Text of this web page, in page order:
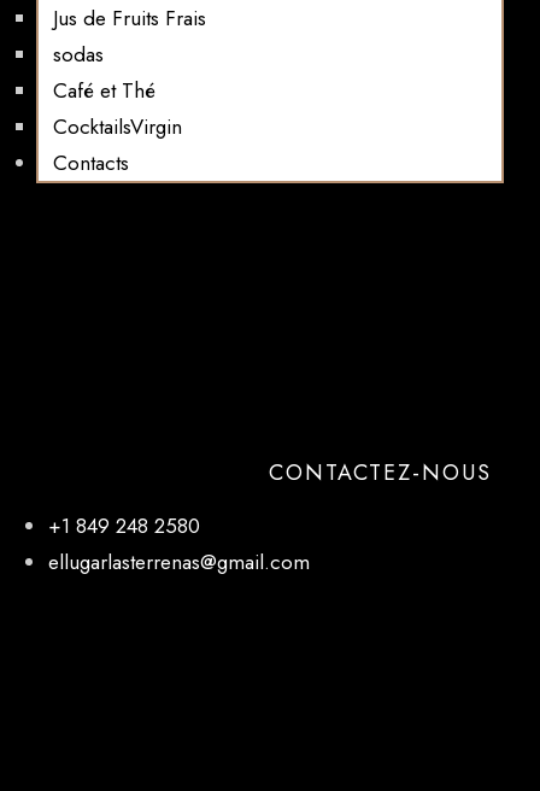
Jus de Fruits Frais
sodas
Café et Thé
CocktailsVirgin​
Contacts
CONTACTEZ-NOUS
+1 849 248 2580
ellugarlasterrenas@gmail.com